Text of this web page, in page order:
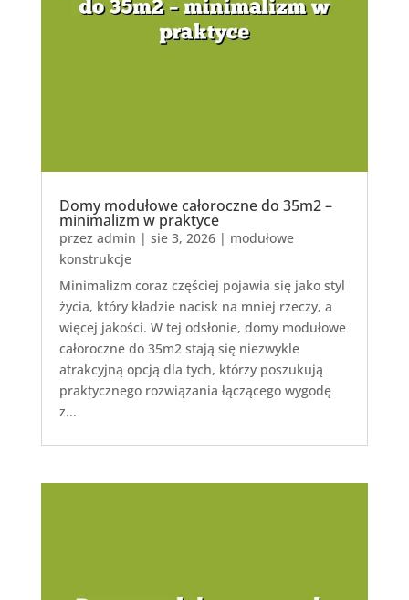
Domy modułowe całoroczne do 35m2 –
minimalizm w praktyce
przez admin | sie 3, 2026| modułowe
konstrukcje
Minimalizm coraz częściej pojawia się jako styl
życia, który kładzie nacisk na mniej rzeczy, a
więcej jakości. W tej odsłonie, domy modułowe
całoroczne do 35m2 stają się niezwykle
atrakcyjną opcją dla tych, którzy poszukują
praktycznego rozwiązania łączącego wygodę
z...